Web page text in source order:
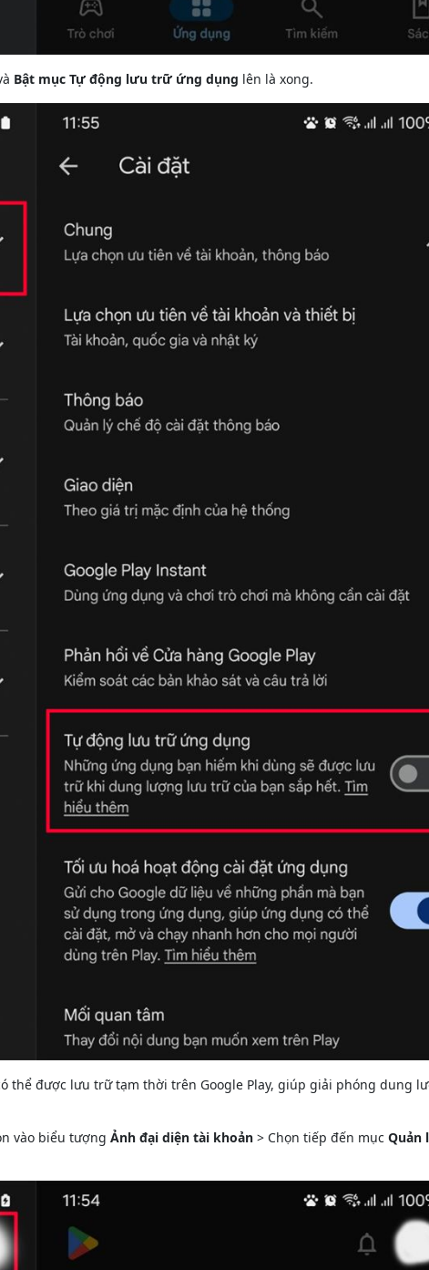
Bật mục Tự động lưu trữ ứng dụng lên là xong.
thể được lưu trữ tạm thời trên Google Play, giúp giải phóng dung
vào biểu tượng Ảnh đại diện tài khoản > Chọn tiếp đến mục Quản